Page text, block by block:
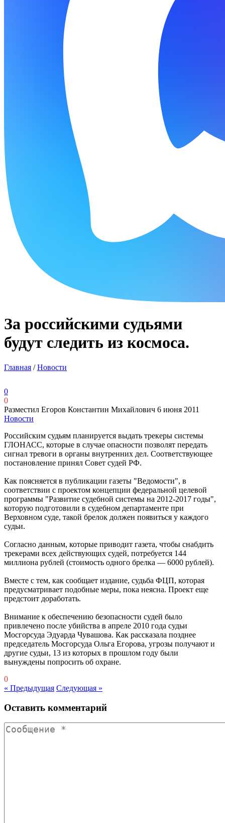
За российскими судьями
будут следить из космоса.
Главная /Новости
0
0
Разместил Егоров Константин Михайлович 6 июня 2011
Новости
Российским судьям планируется выдать трекеры системы
ГЛОНАСС, которые в случае опасности позволят передать
сигнал тревоги в органы внутренних дел. Соответствующее
постановление принял Совет судей РФ.
Как поясняется в публикации газеты "Ведомости", в
соответствии с проектом концепции федеральной целевой
программы "Развитие судебной системы на 2012-2017 годы",
которую подготовили в судебном департаменте при
Верховном суде, такой брелок должен появиться у каждого
судьи.
Согласно данным, которые приводит газета, чтобы снабдить
трекерами всех действующих судей, потребуется 144
миллиона рублей (стоимость одного брелка — 6000 рублей).
Вместе с тем, как сообщает издание, судьба ФЦП, которая
предусматривает подобные меры, пока неясна. Проект еще
предстоит доработать.
Внимание к обеспечению безопасности судей было
привлечено после убийства в апреле 2010 года судьи
Мосгорсуда Эдуарда Чувашова. Как рассказала позднее
председатель Мосгорсуда Ольга Егорова, угрозы получают и
другие судьи, 13 из которых в прошлом году были
вынуждены попросить об охране.
0
« Предыдущая Следующая »
Оставить комментарий